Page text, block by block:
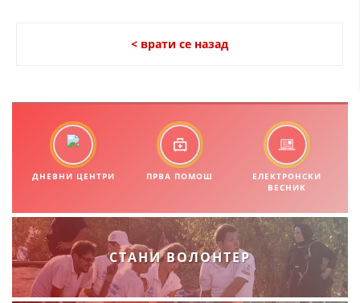
ЗА НАС
ДЕЈСТВУВАЊЕ
ПРИРАЧНИЦИ
СТРАТЕГИИ
ЕДУКАТИВНО ИНФОРМАТИВНИ МАТЕРИЈАЛИ
< врати се назад
ДНЕВНИ ЦЕНТРИ ПРВА ПОМОШ
ЕЛЕКТРОНСКИ
ВЕСНИК
СТАНИ ВОЛОНТЕР